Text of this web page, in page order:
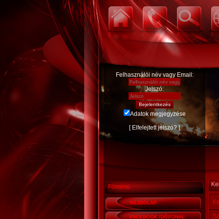
Felhasználói név vagy Email:
Jelszó:
Adatok megjegyzése
[ Elfelejtett jelszó?]
Főmenü
KEZDŐLAP
FACEBOOK IDŐVONAL